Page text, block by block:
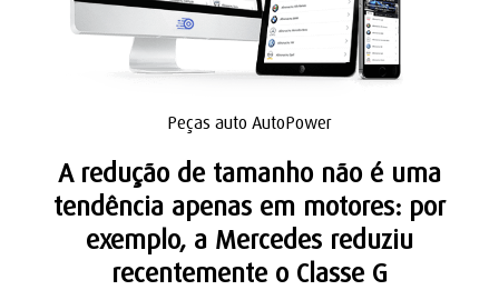
Peças auto AutoPower
A redução de tamanho não é uma
tendência apenas em motores: por
exemplo, a Mercedes reduziu
recentemente o Classe G